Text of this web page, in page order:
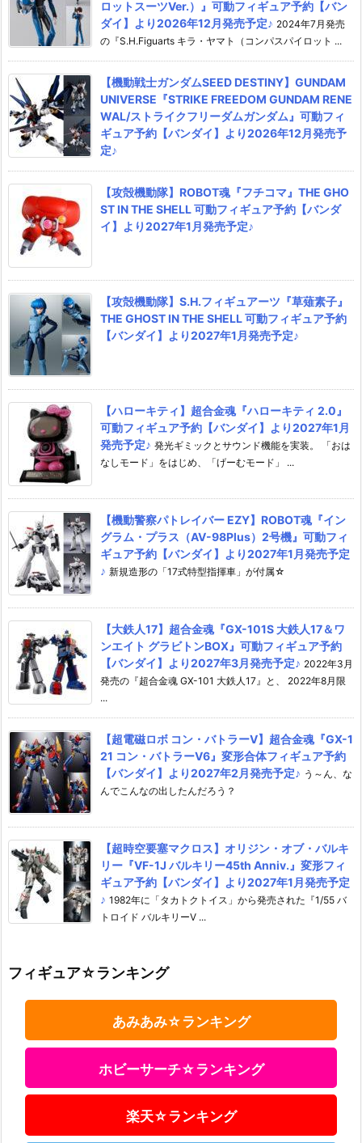
ロットスーツVer.）』可動フィギュア予約【バン
ダイ】より2026年12月発売予定♪ 2024年7月発売
の『S.H.Figuarts キラ・ヤマト（コンパスパイロット ...
【機動戦士ガンダムSEED DESTINY】GUNDAM
UNIVERSE『STRIKE FREEDOM GUNDAM RENE
WAL/ストライクフリーダムガンダム』可動フィ
ギュア予約【バンダイ】より2026年12月発売予
定♪
【攻殻機動隊】ROBOT魂『フチコマ』THE GHO
ST IN THE SHELL 可動フィギュア予約【バンダ
イ】より2027年1月発売予定♪
【攻殻機動隊】S.H.フィギュアーツ『草薙素子』
THE GHOST IN THE SHELL 可動フィギュア予約
【バンダイ】より2027年1月発売予定♪
【ハローキティ】超合金魂『ハローキティ 2.0』
可動フィギュア予約【バンダイ】より2027年1月
発売予定♪ 発光ギミックとサウンド機能を実装。 「おは
なしモード」をはじめ、「げーむモード」 ...
【機動警察パトレイバー EZY】ROBOT魂『イン
グラム・プラス（AV-98Plus）2号機』可動フィ
ギュア予約【バンダイ】より2027年1月発売予定
♪ 新規造形の「17式特型指揮車」が付属☆
【大鉄人17】超合金魂『GX-101S 大鉄人17＆ワ
ンエイト グラビトンBOX』可動フィギュア予約
【バンダイ】より2027年3月発売予定♪ 2022年3月
発売の『超合金魂 GX-101 大鉄人17』と、 2022年8月限
...
【超電磁ロボ コン・バトラーV】超合金魂『GX-1
21 コン・バトラーV6』変形合体フィギュア予約
【バンダイ】より2027年2月発売予定♪ う～ん、な
んでこんなの出したんだろう？
【超時空要塞マクロス】オリジン・オブ・バルキ
リー『VF-1J バルキリー45th Anniv.』変形フィ
ギュア予約【バンダイ】より2027年1月発売予定
♪ 1982年に「タカトクトイス」から発売された『1/55 バ
トロイド バルキリーV ...
フィギュア☆ランキング
あみあみ☆ランキング
ホビーサーチ☆ランキング
楽天☆ランキング